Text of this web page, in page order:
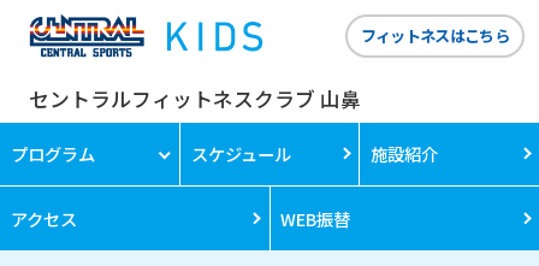
セントラルフィットネスクラブ 山鼻
フィットネスはこちら
プログラム スケジュール 施設紹介
アクセス WEB振替